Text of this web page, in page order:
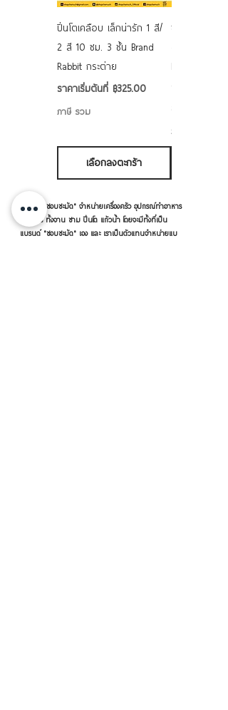
อันตราย
Pots,pans,Tiffin made of materials, such
steel have had porcelain enamel
applied as a coating. The coating is
thougt the process of heat treatment
at high temperature more than 600
degree Celsius. Their surface as glass
coating on the top that prevents them
guarantee as food grade
该材料是厚的钢以及涂料安全
ปิ่นโตเคลือบ เล็กน่ารัก 1 สี/
2 สี 10 ซม. 3 ชั้น Brand
Rabbit กระต่าย
ราคาเริ่มต้นที่ ฿325.00
ราคาขายลด
ภาษี รวม
เลือกลงตะกร้า
ชามเคลือบ
ภาษี รวม
แบรนด์ "ชอบชะมัด" จำหน่ายเครื่องครัว อุปกรณ์ทำอาหาร
ใส่อาหาร ทั้งจาน ชาม ปิ่นโต แก้วน้ำ โดยจะมีทั้งที่เป็น
แบรนด์ "ชอบชะมัด" เอง และ เราเป็นตัวแทนจำหน่ายแบ